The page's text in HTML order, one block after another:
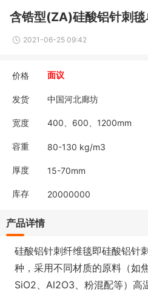
含锆型(ZA)硅酸铝针刺
2021-06-25 09:42
价格 面议
发货 中国河北廊坊
宽度 400、600、1200mm
容重 80-130 kg/m3
厚度 15-70mm
库存 20000000
产品详情
硅酸铝针刺纤维毯即硅酸铝针
种，采用不同材质的原料（如焦
SiO2、Al2O3、粉混配等）高